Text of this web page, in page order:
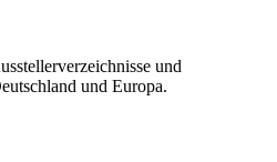
und
und Europa.